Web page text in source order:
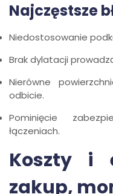
Najczęstsze
Niedostosowanie
Brak dylatacji
Nierówne
odbicie.
Pominięcie
łączeniach.
Koszty i
zakup,